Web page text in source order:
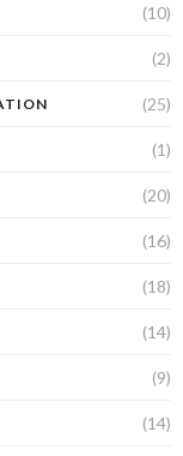
(10)
(2)
(25)
(1)
(20)
(16)
(18)
(14)
(9)
(14)